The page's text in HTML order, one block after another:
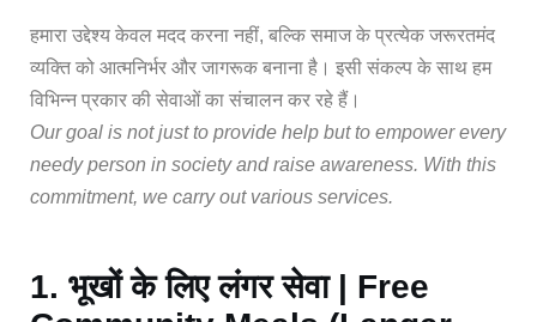
हमारा उद्देश्य केवल मदद करना नहीं, बल्कि समाज के प्रत्येक जरूरतमंद
व्यक्ति को आत्मनिर्भर और जागरूक बनाना है। इसी संकल्प के साथ हम
विभिन्न प्रकार की सेवाओं का संचालन कर रहे हैं।
Our goal is not just to provide help but to empower every
needy person in society and raise awareness. With this
commitment, we carry out various services.
1. भूखों के लिए लंगर सेवा | Free